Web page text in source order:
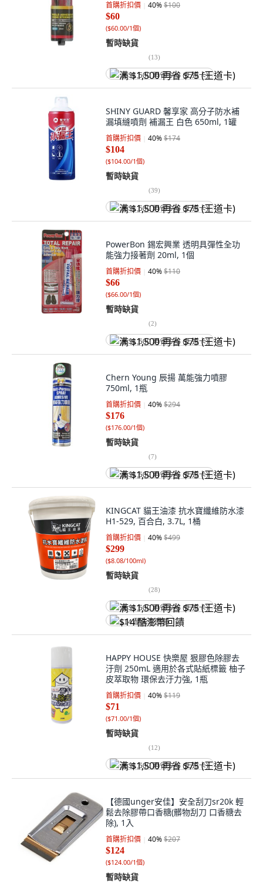
首購折扣價 40%$100
$60
($60.00/1個)
暫時缺貨
(13)
满 $1,500 再省 $75 (王道卡)
SHINY GUARD 馨享家 高分子防水補
漏填縫噴劑 補漏王 白色 650ml, 1罐
首購折扣價 40%$174
$104
($104.00/1個)
暫時缺貨
(39)
满 $1,500 再省 $75 (王道卡)
PowerBon 錫宏興業 透明具彈性全功
能強力接著劑 20ml, 1個
首購折扣價 40%$110
$66
($66.00/1個)
暫時缺貨
(2)
满 $1,500 再省 $75 (王道卡)
Chern Young 辰揚 萬能強力噴膠
750ml, 1瓶
首購折扣價 40%$294
$176
($176.00/1個)
暫時缺貨
(7)
满 $1,500 再省 $75 (王道卡)
KINGCAT 貓王油漆 抗水寶纖維防水漆
H1-529, 百合白, 3.7L, 1桶
首購折扣價 40%$499
$299
($8.08/100ml)
暫時缺貨
(28)
满 $1,500 再省 $75 (王道卡)
$14 酷澎幣回饋
HAPPY HOUSE 快樂屋 狠膠色除膠去
汙劑 250mL 適用於各式貼紙標籤 柚子
皮萃取物 環保去汙力強, 1瓶
首購折扣價 40%$119
$71
($71.00/1個)
暫時缺貨
(12)
满 $1,500 再省 $75 (王道卡)
【德國unger安佳】安全刮刀sr20k 輕
鬆去除膠帶口香糖(髒物刮刀 口香糖去
除), 1入
首購折扣價 40%$207
$124
($124.00/1個)
暫時缺貨